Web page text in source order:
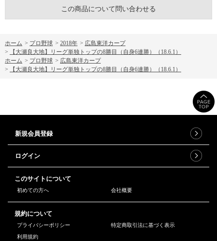
この商品について問い合わせる
ホーム > プロ野球 > 2018年 > 広島東洋カープ
>
【大瀬良大地】リーグ単独トップの8勝目（自身6連勝）（18.6.1）
ホーム > プロ野球 > 広島東洋カープ
>
【大瀬良大地】リーグ単独トップの8勝目（自身6連勝）（18.6.1）
新規会員登録
ログイン
このサイトについて
初めての方へ 会社概要
規約について
プライバシーポリシー
特定商取引法に基づく表示
利用規約